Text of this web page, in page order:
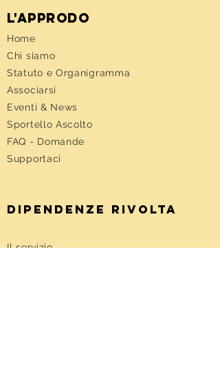
l'approdo
Home
Chi siamo
Statuto e Organigramma
Associarsi
Eventi & News
Sportello Ascolto
FAQ - Domande
Supportaci
DIPENDENZE RIVOLTA
Il servizio